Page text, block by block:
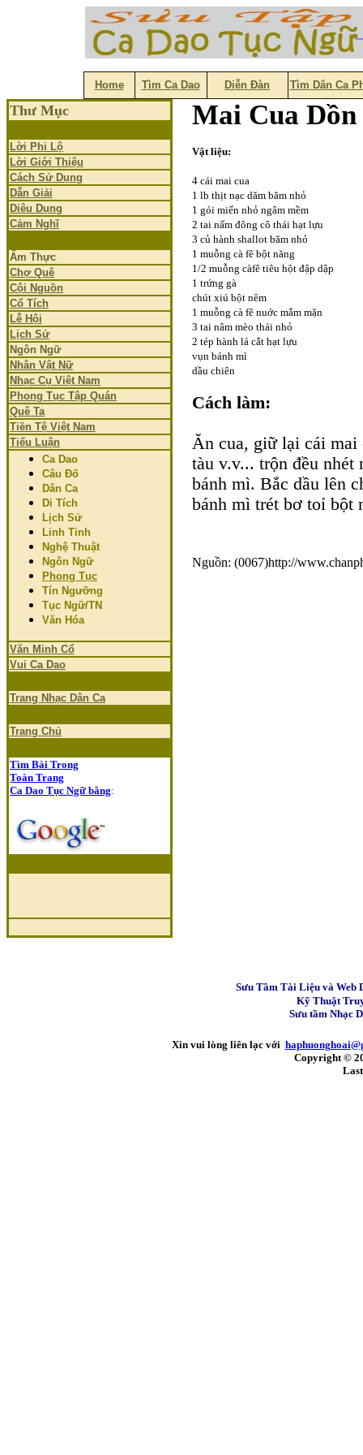
Home Tìm Ca Dao Diễn Đàn Tìm Dân Ca
Thư Mục
Lời Phi Lộ
Lời Giới Thiệu
Cách Sử Dụng
Dẫn Giải
Diêu Dụng
Cảm Nghĩ
Ẩm Thực
Chợ Quê
Cội Nguồn
Cổ Tích
Lễ Hội
Lịch Sử
Ngôn Ngữ
Nhân Vật Nữ
Nhạc Cụ Việt Nam
Phong Tục Tập Quán
Quê Ta
Tiền Tệ Việt Nam
Tiểu Luận
Ca Dao
Câu Đố
Dân Ca
Di Tích
Lịch Sử
Linh Tinh
Nghệ Thuật
Ngôn Ngữ
Phong Tục
Tín Ngưỡng
Tục Ngữ/TN
Văn Hóa
Văn Minh Cổ
Vui Ca Dao
Trang Nhạc Dân Ca
Trang Chủ
Tìm Bài Trong
Toàn Trang
Ca Dao Tục Ngữ bằng:
Mai Cua
Vật liệu:
4 cái mai cua
1 lb thịt nạc dăm băm nhỏ
1 gói miến nhỏ ngâm mềm
2 tai nấm đông cô thái hạt lựu
3 củ hành shallot băm nhỏ
1 muỗng cà fê bột năng
1/2 muỗng càfê tiêu hột đập dập
1 trứng gà
chút xiú bột nêm
1 muỗng cà fê nuớc mắm mặn
3 tai nâm mèo thái nhỏ
2 tép hành lá cắt hạt lựu
vụn bánh mì
dầu chiên
Cách làm:
Ăn cua, giữ lại cái mai
tàu v.v... trộn đều nhét
bánh mì. Bắc dầu lên
bánh mì trét bơ toỉ bột
Nguồn: (0067)http://
Sưu Tầm Tài Liệu và Web
Kỹ Thuật
Sưu tầm Nhạc
Xin vui lòng liên lạc với
Copyright ©